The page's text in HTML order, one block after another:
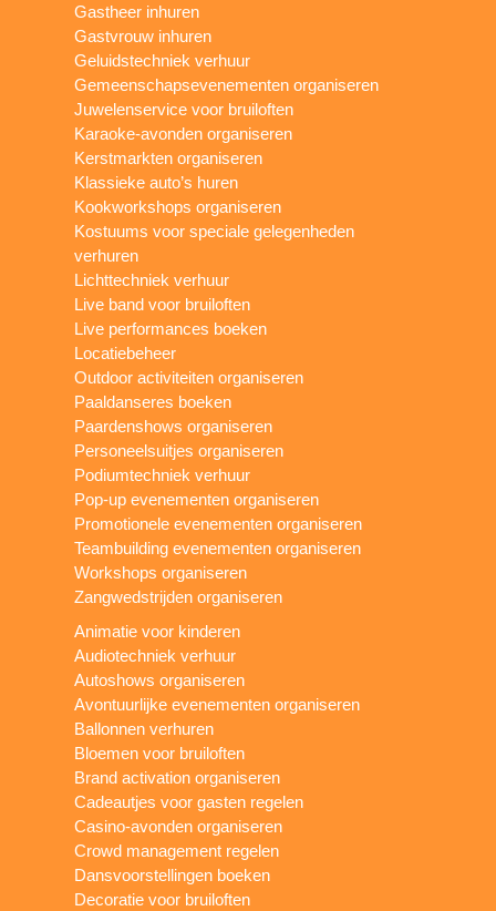
Gastheer inhuren
Gastvrouw inhuren
Geluidstechniek verhuur
Gemeenschapsevenementen organiseren
Juwelenservice voor bruiloften
Karaoke-avonden organiseren
Kerstmarkten organiseren
Klassieke auto’s huren
Kookworkshops organiseren
Kostuums voor speciale gelegenheden
verhuren
Lichttechniek verhuur
Live band voor bruiloften
Live performances boeken
Locatiebeheer
Outdoor activiteiten organiseren
Paaldanseres boeken
Paardenshows organiseren
Personeelsuitjes organiseren
Podiumtechniek verhuur
Pop-up evenementen organiseren
Promotionele evenementen organiseren
Teambuilding evenementen organiseren
Workshops organiseren
Zangwedstrijden organiseren
Animatie voor kinderen
Audiotechniek verhuur
Autoshows organiseren
Avontuurlijke evenementen organiseren
Ballonnen verhuren
Bloemen voor bruiloften
Brand activation organiseren
Cadeautjes voor gasten regelen
Casino-avonden organiseren
Crowd management regelen
Dansvoorstellingen boeken
Decoratie voor bruiloften